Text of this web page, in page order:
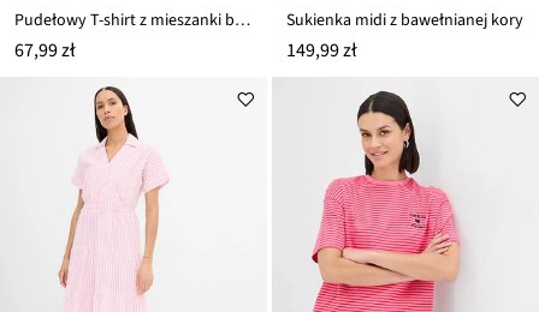
Pudełowy T-shirt z mieszanki bawełny z wiskozą
67,99 zł
Sukienka midi z bawełnianej kory
149,99 zł